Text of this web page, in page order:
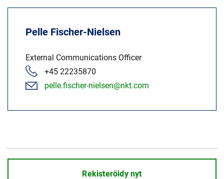
Pelle Fischer-Nielsen
External Communications Officer
+45 22235870
pelle.fischer-nielsen@nkt.com
Rekisteröidy nyt